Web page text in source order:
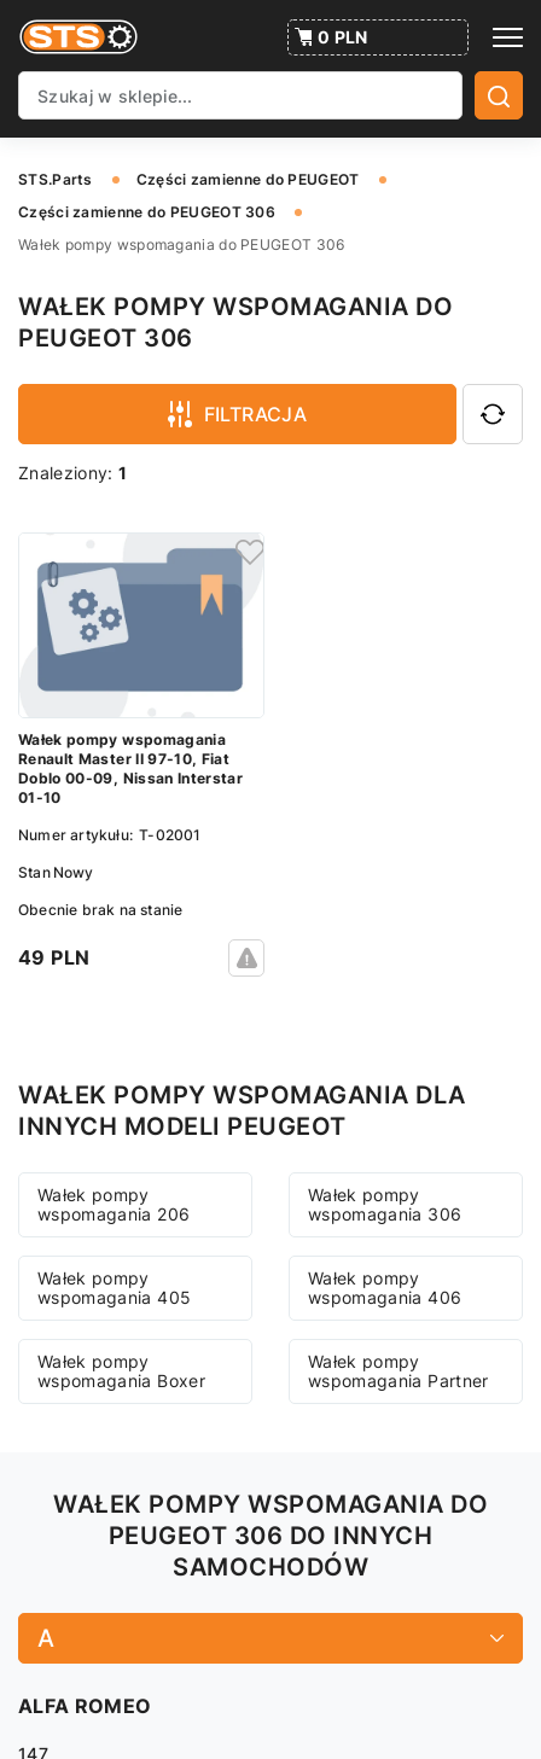
0 PLN
STS.Parts
Części zamienne do PEUGEOT
Części zamienne do PEUGEOT 306
Wałek pompy wspomagania do PEUGEOT 306
WAŁEK POMPY WSPOMAGANIA DO
PEUGEOT 306
FILTRACJA
Znaleziony:1
Wałek pompy wspomagania
Renault Master II 97-10, Fiat
Doblo 00-09, Nissan Interstar
01-10
Numer artykułu: T-02001
Stan Nowy
Obecnie brak na stanie
49 PLN
WAŁEK POMPY WSPOMAGANIA DLA
INNYCH MODELI PEUGEOT
Wałek pompy
wspomagania 206
Wałek pompy
wspomagania 306
Wałek pompy
wspomagania 405
Wałek pompy
wspomagania 406
Wałek pompy
wspomagania Boxer
Wałek pompy
wspomagania Partner
WAŁEK POMPY WSPOMAGANIA DO
PEUGEOT 306 DO INNYCH
SAMOCHODÓW
A
ALFA ROMEO
147